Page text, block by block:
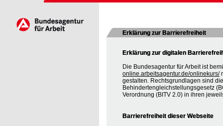
Erklärung zur Barrierefreiheit
Erklärung zur digitalen
Die Bundesagentur für Arbeit ist
online.arbeitsagentur.de/onlinekurs/
gestalten. Rechtsgrundlagen sind
Behindertengleichstellungsgesetz
Verordnung (BITV 2.0) in ihren
Barrierefreiheit dieser Webseite